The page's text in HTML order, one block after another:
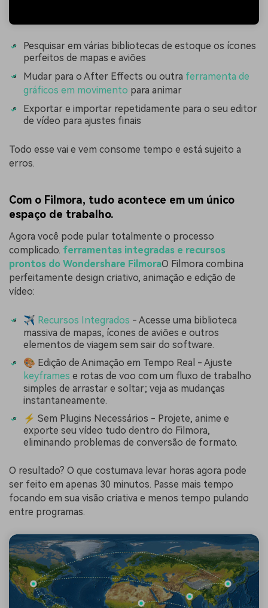
Pesquisar em várias bibliotecas de estoque os ícones
perfeitos de mapas e aviões
Mudar para o After Effects ou outra ferramenta de
gráficos em movimento para animar
Exportar e importar repetidamente para o seu editor
de vídeo para ajustes finais
Todo esse vai e vem consome tempo e está sujeito a
erros.
Com o Filmora, tudo acontece em um único
espaço de trabalho.
Agora você pode pular totalmente o processo
complicado. ferramentas integradas e recursos
prontos do Wondershare FilmoraO Filmora combina
perfeitamente design criativo, animação e edição de
vídeo:
✈️ Recursos Integrados - Acesse uma biblioteca
massiva de mapas, ícones de aviões e outros
elementos de viagem sem sair do software.
🎨 Edição de Animação em Tempo Real - Ajuste
keyframes e rotas de voo com um fluxo de trabalho
simples de arrastar e soltar; veja as mudanças
instantaneamente.
⚡ Sem Plugins Necessários - Projete, anime e
exporte seu vídeo tudo dentro do Filmora,
eliminando problemas de conversão de formato.
O resultado? O que costumava levar horas agora pode
ser feito em apenas 30 minutos. Passe mais tempo
focando em sua visão criativa e menos tempo pulando
entre programas.